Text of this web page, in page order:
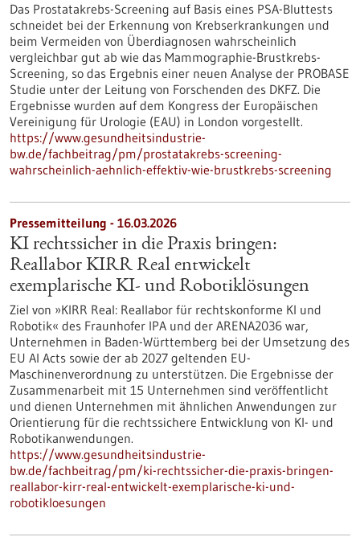
Das Prostatakrebs-Screening auf Basis eines PSA-Bluttests
schneidet bei der Erkennung von Krebserkrankungen und
beim Vermeiden von Überdiagnosen wahrscheinlich
vergleichbar gut ab wie das Mammographie-Brustkrebs-
Screening, so das Ergebnis einer neuen Analyse der PROBASE
Studie unter der Leitung von Forschenden des DKFZ. Die
Ergebnisse wurden auf dem Kongress der Europäischen
Vereinigung für Urologie (EAU) in London vorgestellt.
https://www.gesundheitsindustrie-
bw.de/fachbeitrag/pm/prostatakrebs-screening-
wahrscheinlich-aehnlich-effektiv-wie-brustkrebs-screening
Pressemitteilung - 16.03.2026
KI rechtssicher in die Praxis bringen:
Reallabor KIRR Real entwickelt
exemplarische KI- und Robotiklösungen
Ziel von »KIRR Real: Reallabor für rechtskonforme KI und
Robotik« des Fraunhofer IPA und der ARENA2036 war,
Unternehmen in Baden-Württemberg bei der Umsetzung des
EU AI Acts sowie der ab 2027 geltenden EU-
Maschinenverordnung zu unterstützen. Die Ergebnisse der
Zusammenarbeit mit 15 Unternehmen sind veröffentlicht
und dienen Unternehmen mit ähnlichen Anwendungen zur
Orientierung für die rechtssichere Entwicklung von KI- und
Robotikanwendungen.
https://www.gesundheitsindustrie-
bw.de/fachbeitrag/pm/ki-rechtssicher-die-praxis-bringen-
reallabor-kirr-real-entwickelt-exemplarische-ki-und-
robotikloesungen